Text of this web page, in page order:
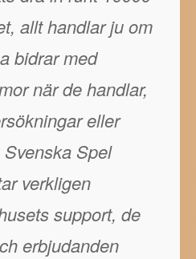
allt handlar ju om
bidrar med
när de handlar,
eller
Spel
verkligen
support, de
erbjudanden